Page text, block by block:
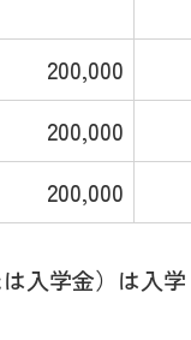
200,000
200,000
200,000
入学金）は入学